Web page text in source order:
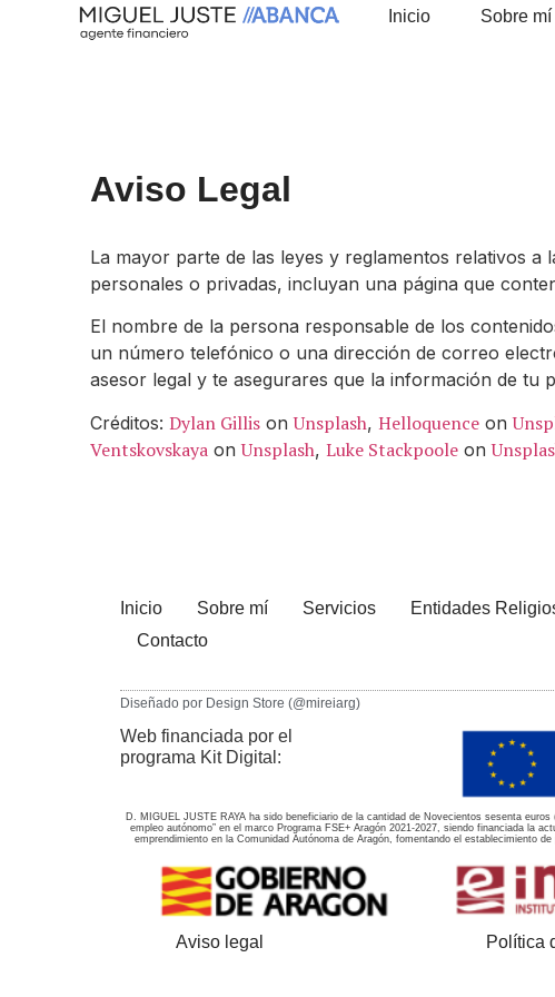
Inicio Sobre mí
Aviso Legal
La mayor parte de las leyes y reglamentos relativos a
personales o privadas, incluyan una página que
El nombre de la persona responsable de los
un número telefónico o una dirección de correo
asesor legal y te asegurares que la información de tu
Créditos: Dylan GillisonUnsplash, Helloquenceon
Ventskovskaya onUnsplash, Luke Stackpooleon
Inicio Sobre mí Servicios Entidades
Contacto
Diseñado por Design Store (@mireiarg)
Web financiada por el
programa Kit Digital:
D. MIGUEL JUSTE RAYA ha sido beneficiario de la cantidad de Novecientos sesenta
empleo autónomo” en el marco Programa FSE+ Aragón 2021-2027, siendo financiada la
emprendimiento en la Comunidad Autónoma de Aragón, fomentando el establecimiento
Aviso legal Política